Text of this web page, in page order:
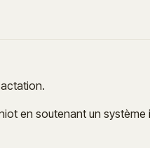
en soutenant un